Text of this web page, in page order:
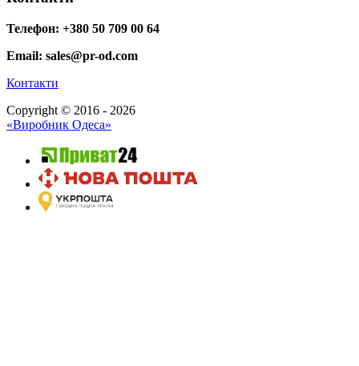
Телефон: +380 50 709 00 64
Email: sales@pr-od.com
Контакти
Copyright © 2016 - 2026
«Виробник Одеса»